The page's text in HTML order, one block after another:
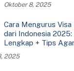
Oktober 8, 2025
Cara Mengurus
dari Indonesia 2025:
Lengkap + Tips
2025